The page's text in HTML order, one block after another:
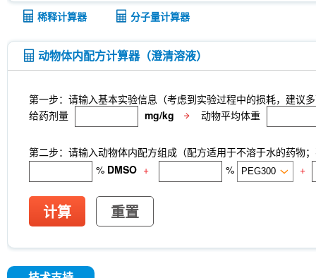
稀释计算器 分子量计算器
动物体内配方计算器（澄清溶液）
第一步：请输入基本实验信息（考虑到实验过程中的损耗，建议
给药剂量
mg/kg 动物平均体重
第二步：请输入动物体内配方组成（配方适用于不溶于水的药物
% DMSO + % +
计算 重置